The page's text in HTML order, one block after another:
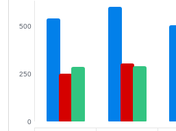
0
250
500
tạo